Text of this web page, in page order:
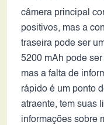
câmera principal
positivos, mas a
traseira pode ser
5200 mAh pode
mas a falta de
rápido é um ponto
atraente, tem suas
informações sobre